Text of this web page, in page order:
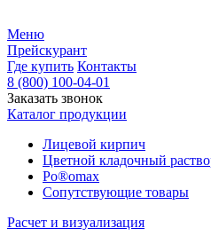
Меню
Прейскурант
Где купить Контакты
8 (800) 100-04-01
Заказать звонок
Каталог продукции
Лицевой кирпич
Цветной кладочный
Po®omax
Сопутствующие товары
Расчет и визуализация